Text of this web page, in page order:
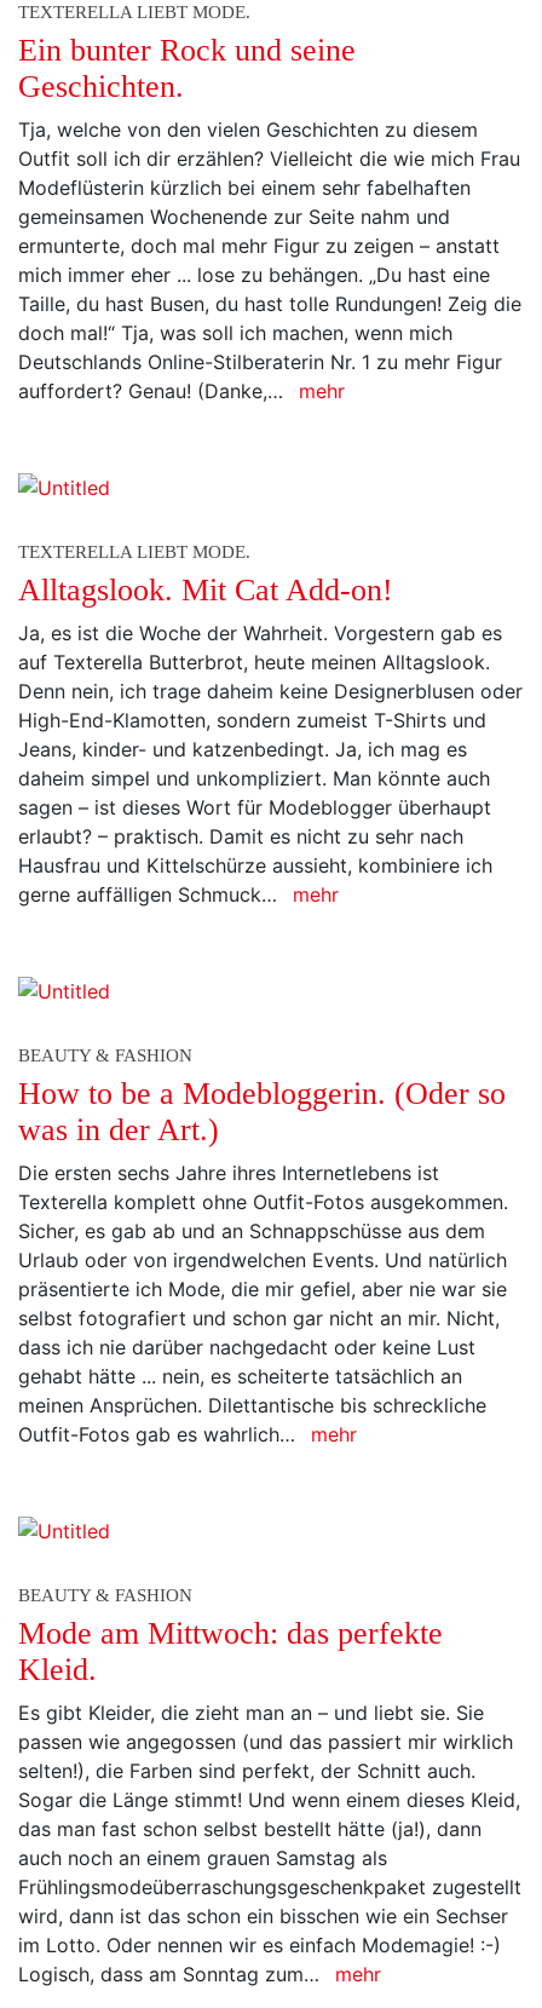
TEXTERELLA LIEBT MODE.
Ein bunter Rock und seine
Geschichten.
Tja, welche von den vielen Geschichten zu diesem
Outfit soll ich dir erzählen? Vielleicht die wie mich Frau
Modeflüsterin kürzlich bei einem sehr fabelhaften
gemeinsamen Wochenende zur Seite nahm und
ermunterte, doch mal mehr Figur zu zeigen – anstatt
mich immer eher ... lose zu behängen. „Du hast eine
Taille, du hast Busen, du hast tolle Rundungen! Zeig die
doch mal!“ Tja, was soll ich machen, wenn mich
Deutschlands Online-Stilberaterin Nr. 1 zu mehr Figur
auffordert? Genau! (Danke,…
mehr
TEXTERELLA LIEBT MODE.
Alltagslook. Mit Cat Add-on!
Ja, es ist die Woche der Wahrheit. Vorgestern gab es
auf Texterella Butterbrot, heute meinen Alltagslook.
Denn nein, ich trage daheim keine Designerblusen oder
High-End-Klamotten, sondern zumeist T-Shirts und
Jeans, kinder- und katzenbedingt. Ja, ich mag es
daheim simpel und unkompliziert. Man könnte auch
sagen – ist dieses Wort für Modeblogger überhaupt
erlaubt? – praktisch. Damit es nicht zu sehr nach
Hausfrau und Kittelschürze aussieht, kombiniere ich
gerne auffälligen Schmuck…
mehr
BEAUTY & FASHION
How to be a Modebloggerin. (Oder so
was in der Art.)
Die ersten sechs Jahre ihres Internetlebens ist
Texterella komplett ohne Outfit-Fotos ausgekommen.
Sicher, es gab ab und an Schnappschüsse aus dem
Urlaub oder von irgendwelchen Events. Und natürlich
präsentierte ich Mode, die mir gefiel, aber nie war sie
selbst fotografiert und schon gar nicht an mir. Nicht,
dass ich nie darüber nachgedacht oder keine Lust
gehabt hätte ... nein, es scheiterte tatsächlich an
meinen Ansprüchen. Dilettantische bis schreckliche
Outfit-Fotos gab es wahrlich…
mehr
BEAUTY & FASHION
Mode am Mittwoch: das perfekte
Kleid.
Es gibt Kleider, die zieht man an – und liebt sie. Sie
passen wie angegossen (und das passiert mir wirklich
selten!), die Farben sind perfekt, der Schnitt auch.
Sogar die Länge stimmt! Und wenn einem dieses Kleid,
das man fast schon selbst bestellt hätte (ja!), dann
auch noch an einem grauen Samstag als
Frühlingsmodeüberraschungsgeschenkpaket zugestellt
wird, dann ist das schon ein bisschen wie ein Sechser
im Lotto. Oder nennen wir es einfach Modemagie! :-)
Logisch, dass am Sonntag zum…
mehr